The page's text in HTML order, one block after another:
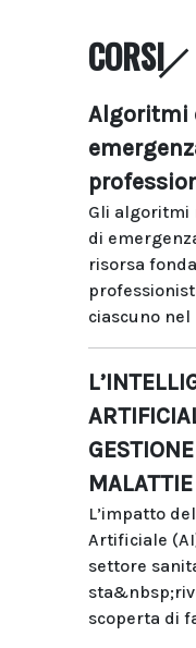
CORSI
Algoritmi
Gli algoritmi
di
risorsa
ciascuno
L’impatto
Artificiale
settore
scoperta di